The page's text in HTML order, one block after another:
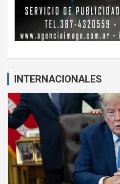
INTERNACIONALES